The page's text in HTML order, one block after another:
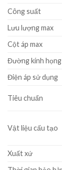
Công suất
Lưu lượng max
Cột áp max
Đường kính họng
Điện áp sử dụng
Tiêu chuẩn
Vật liệu cấu tạo
Xuất xứ